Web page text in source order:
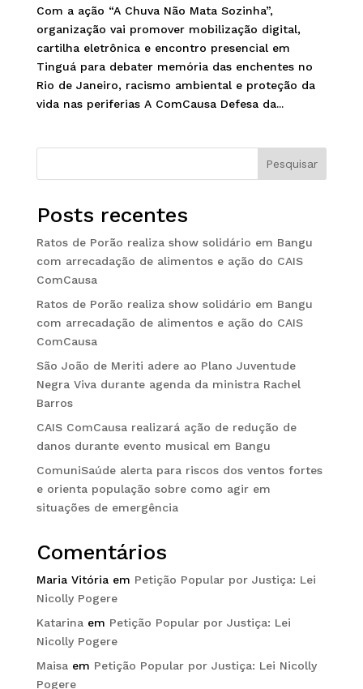
Com a ação “A Chuva Não Mata Sozinha”,
organização vai promover mobilização digital,
cartilha eletrônica e encontro presencial em
Tinguá para debater memória das enchentes no
Rio de Janeiro, racismo ambiental e proteção da
vida nas periferias A ComCausa Defesa da...
Pesquisar
Posts recentes
Ratos de Porão realiza show solidário em Bangu
com arrecadação de alimentos e ação do CAIS
ComCausa
Ratos de Porão realiza show solidário em Bangu
com arrecadação de alimentos e ação do CAIS
ComCausa
São João de Meriti adere ao Plano Juventude
Negra Viva durante agenda da ministra Rachel
Barros
CAIS ComCausa realizará ação de redução de
danos durante evento musical em Bangu
ComuniSaúde alerta para riscos dos ventos fortes
e orienta população sobre como agir em
situações de emergência
Comentários
Maria Vitóriaem Petição Popular por Justiça: Lei
Nicolly Pogere
Katarinaem Petição Popular por Justiça: Lei
Nicolly Pogere
Maisaem Petição Popular por Justiça: Lei Nicolly
Pogere